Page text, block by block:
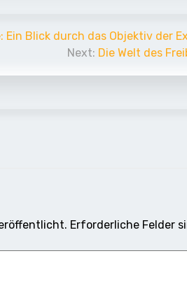
Ein Blick durch das Objektiv der
Next: Die Welt des
Erforderliche Felder